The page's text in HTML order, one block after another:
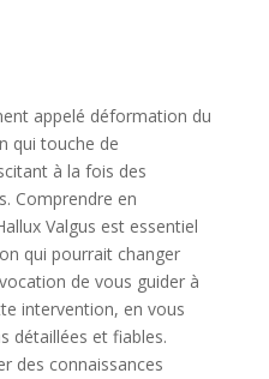
appelé déformation du
qui touche de
à la fois des
Comprendre en
Valgus est essentiel
qui pourrait changer
de vous guider à
intervention, en vous
détaillées et fiables.
des connaissances